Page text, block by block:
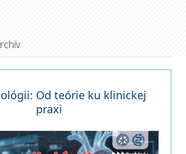
Od teórie ku klinickej
praxi